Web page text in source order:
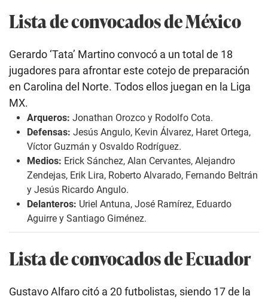
Lista de convocados de México
Gerardo ‘Tata’ Martino convocó a un total de 18
jugadores para afrontar este cotejo de preparación
en Carolina del Norte. Todos ellos juegan en la Liga
MX.
Arqueros: Jonathan Orozco y Rodolfo Cota.
Defensas: Jesús Angulo, Kevin Álvarez, Haret Ortega,
Víctor Guzmán y Osvaldo Rodríguez.
Medios: Erick Sánchez, Alan Cervantes, Alejandro
Zendejas, Erik Lira, Roberto Alvarado, Fernando Beltrán
y Jesús Ricardo Angulo.
Delanteros: Uriel Antuna, José Ramírez, Eduardo
Aguirre y Santiago Giménez.
Lista de convocados de Ecuador
Gustavo Alfaro citó a 20 futbolistas, siendo 17 de la